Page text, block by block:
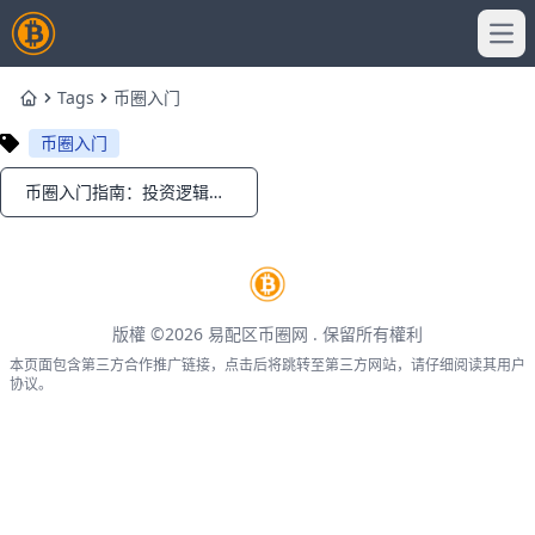
HomeTags
币圈入门
币圈入门
Notifications 币圈入门指南：投资逻辑、术语与玩法解析
版權 ©2026 易配区币圈网 . 保留所有權利
本页面包含第三方合作推广链接，点击后将跳转至第三方网站，请仔细阅读其用户
协议。